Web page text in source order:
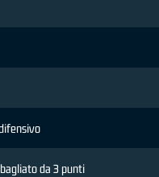
da 3 punti